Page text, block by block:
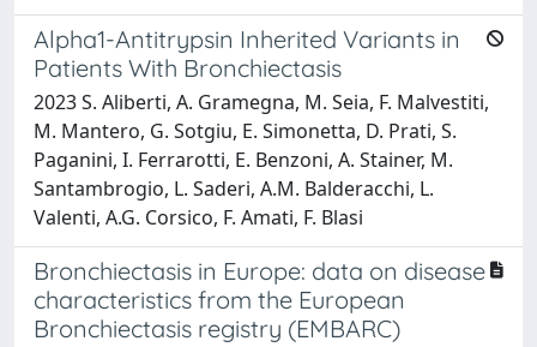
Alpha1-Antitrypsin Inherited Variants in
Patients With Bronchiectasis
2023 S. Aliberti, A. Gramegna, M. Seia, F. Malvestiti,
M. Mantero, G. Sotgiu, E. Simonetta, D. Prati, S.
Paganini, I. Ferrarotti, E. Benzoni, A. Stainer, M.
Santambrogio, L. Saderi, A.M. Balderacchi, L.
Valenti, A.G. Corsico, F. Amati, F. Blasi
Bronchiectasis in Europe: data on disease
characteristics from the European
Bronchiectasis registry (EMBARC)